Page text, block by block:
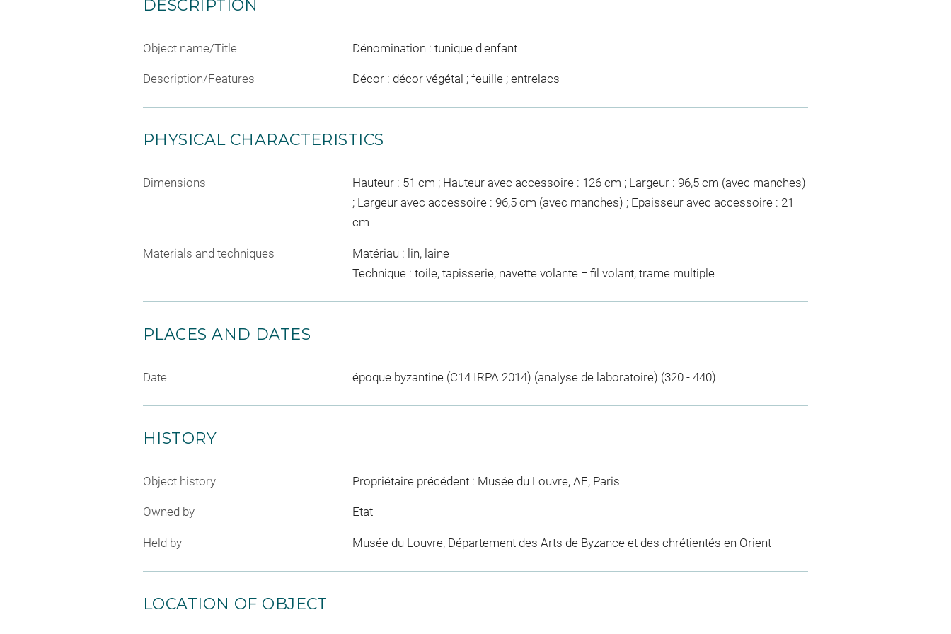
DESCRIPTION
Object name/Title Dénomination : tunique d'enfant
Description/Features Décor : décor végétal ; feuille ; entrelacs
PHYSICAL CHARACTERISTICS
Dimensions
Hauteur : 51 cm ; Hauteur avec accessoire : 126 cm ; Largeur : 96,5 cm (avec manches)
; Largeur avec accessoire : 96,5 cm (avec manches) ; Epaisseur avec accessoire : 21
cm
Materials and techniques
Matériau : lin, laine
Technique : toile, tapisserie, navette volante = fil volant, trame multiple
PLACES AND DATES
Date époque byzantine (C14 IRPA 2014) (analyse de laboratoire) (320 - 440)
HISTORY
Object history Propriétaire précédent : Musée du Louvre, AE, Paris
Owned by Etat
Held by Musée du Louvre, Département des Arts de Byzance et des chrétientés en Orient
LOCATION OF OBJECT